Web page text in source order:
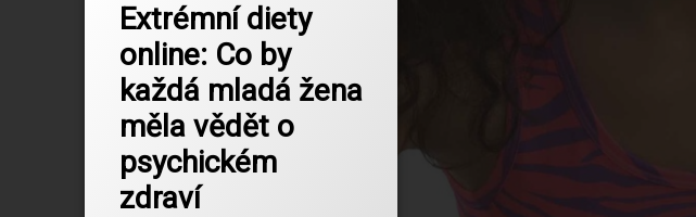
Extrémní diety
online: Co by
každá mladá žena
měla vědět o
psychickém
zdraví
body dysmorphia
poruchy příjmu potravy
prevence psychických problémů
psychické zdraví mladých žen
sociální média a tělesný obraz